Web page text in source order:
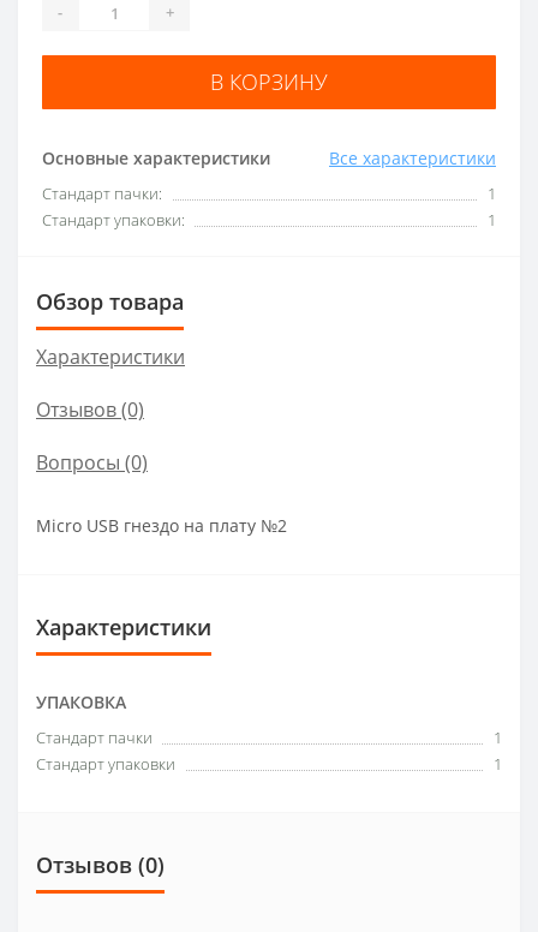
Основные характеристики Все характеристики
Стандарт пачки:
1
Стандарт упаковки:
1
- +
В КОРЗИНУ
Обзор товара
Характеристики
Отзывов (0)
Вопросы (0)
Micro USB гнездо на плату №2
Характеристики
УПАКОВКА
Стандарт пачки
1
Стандарт упаковки
1
Отзывов (0)